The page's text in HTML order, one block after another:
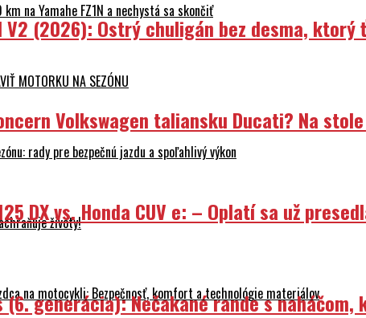
na Yamahe FZ1N a nechystá sa skončiť
MOTORKU NA SEZÓNU
rady pre bezpečnú jazdu a spoľahlivý výkon
životy!
na motocykli: Bezpečnosť, komfort a technológie materiálov
V2 (2026): Ostrý chuligán bez desma,
Volkswagen taliansku Ducati? Na
DX vs. Honda CUV e: – Oplatí sa už
(6. generácia): Nečakané rande s